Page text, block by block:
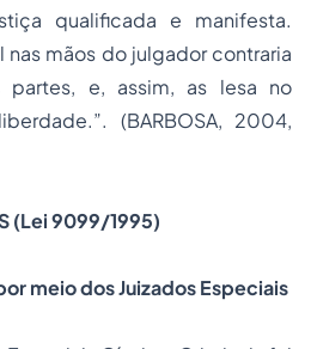
qualificada e manifesta.
mãos do julgador contraria
e, assim, as lesa no
(BARBOSA, 2004,
(Lei 9099/1995)
meio dos Juizados Especiais